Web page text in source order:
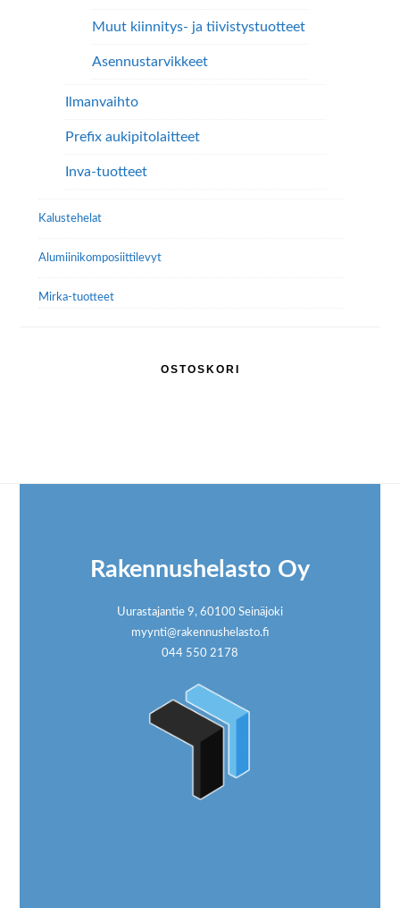
Muut kiinnitys- ja tiivistystuotteet
Asennustarvikkeet
Ilmanvaihto
Prefix aukipitolaitteet
Inva-tuotteet
Kalustehelat
Alumiini­komposiitti­levyt
Mirka-tuotteet
OSTOSKORI
Rakennushelasto Oy
Uurastajantie 9, 60100 Seinäjoki
myynti@rakennushelasto.fi
044 550 2178